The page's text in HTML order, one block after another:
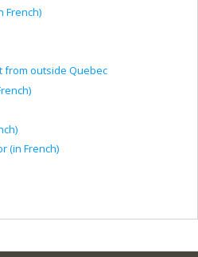
French)
from outside Quebec
(in French)